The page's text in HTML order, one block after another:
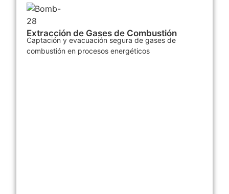
Extracción de Gases de Combustión
Captación y evacuación segura de gases de
combustión en procesos energéticos